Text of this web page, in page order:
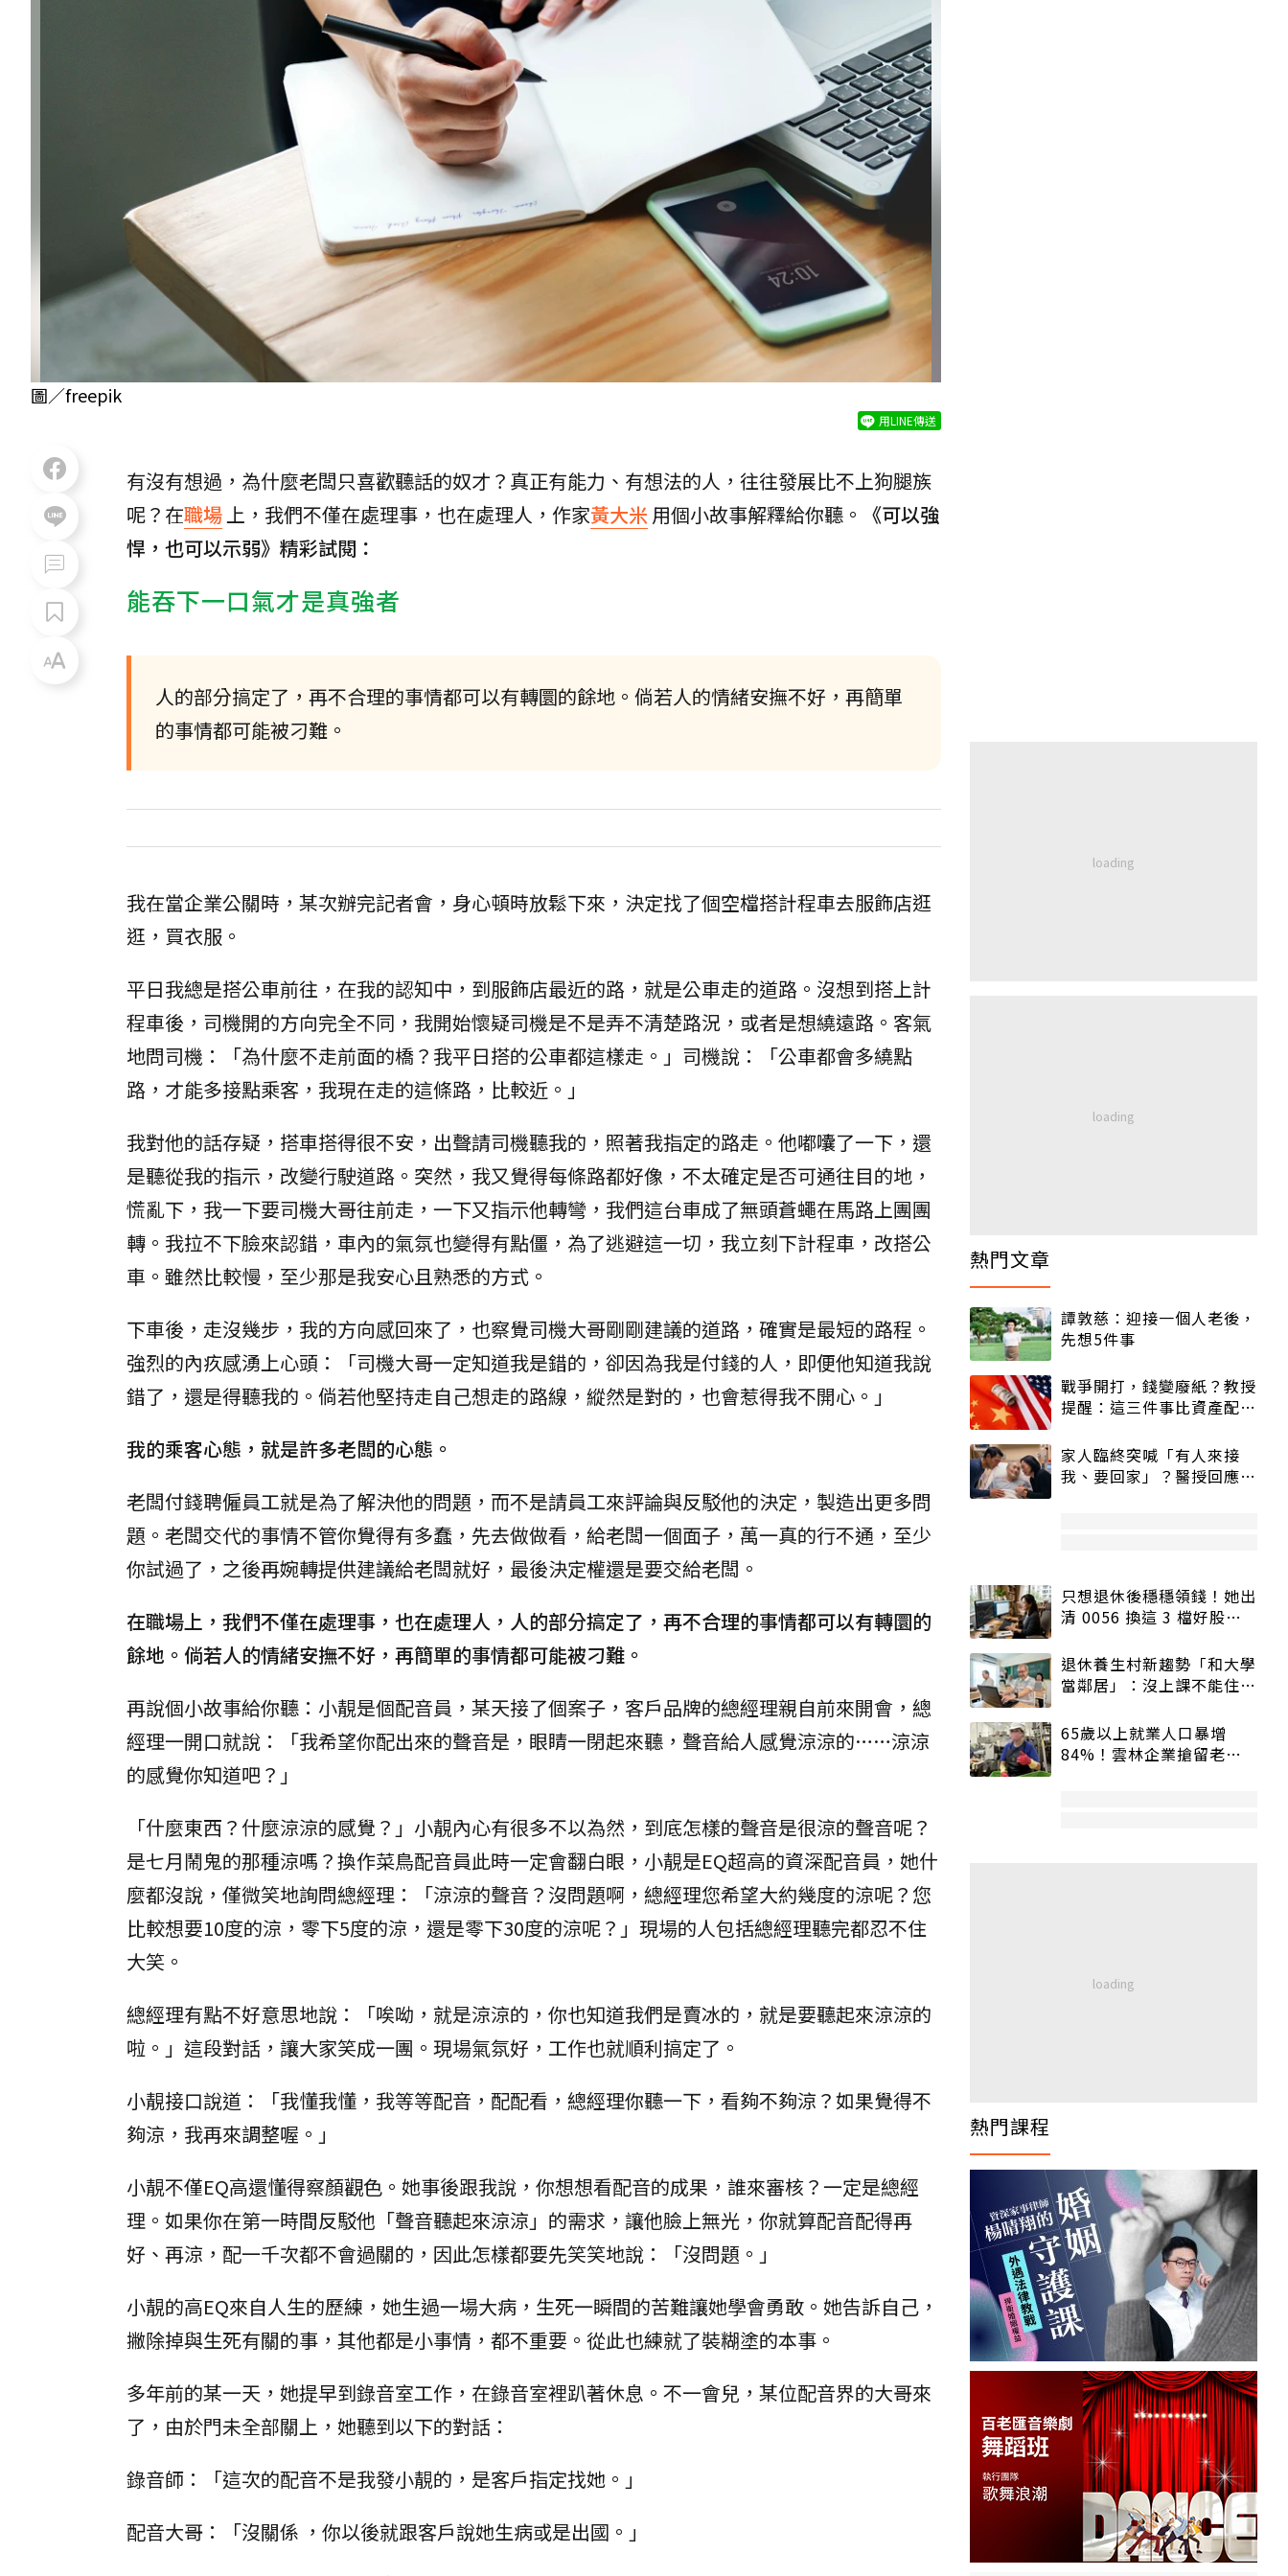
圖／freepik
用LINE傳送
有沒有想過，為什麼老闆只喜歡聽話的奴才？真正有能力、有想法的人，往往發展比不上狗腿族
呢？在職場上，我們不僅在處理事，也在處理人，作家黃大米 用個小故事解釋給你聽。 《可以強
悍，也可以示弱》精彩試閱：
能吞下一口氣才是真強者
人的部分搞定了，再不合理的事情都可以有轉圜的餘地。倘若人的情緒安撫不好，再簡單
的事情都可能被刁難。
我在當企業公關時，某次辦完記者會，身心頓時放鬆下來，決定找了個空檔搭計程車去服飾店逛
逛，買衣服。
平日我總是搭公車前往，在我的認知中，到服飾店最近的路，就是公車走的道路。沒想到搭上計
程車後，司機開的方向完全不同，我開始懷疑司機是不是弄不清楚路況，或者是想繞遠路。客氣
地問司機：「為什麼不走前面的橋？我平日搭的公車都這樣走。」司機說：「公車都會多繞點
路，才能多接點乘客，我現在走的這條路，比較近。」
我對他的話存疑，搭車搭得很不安，出聲請司機聽我的，照著我指定的路走。他嘟囔了一下，還
是聽從我的指示，改變行駛道路。突然，我又覺得每條路都好像，不太確定是否可通往目的地，
慌亂下，我一下要司機大哥往前走，一下又指示他轉彎，我們這台車成了無頭蒼蠅在馬路上團團
轉。我拉不下臉來認錯，車內的氣氛也變得有點僵，為了逃避這一切，我立刻下計程車，改搭公
車。雖然比較慢，至少那是我安心且熟悉的方式。
下車後，走沒幾步，我的方向感回來了，也察覺司機大哥剛剛建議的道路，確實是最短的路程。
強烈的內疚感湧上心頭：「司機大哥一定知道我是錯的，卻因為我是付錢的人，即便他知道我說
錯了，還是得聽我的。倘若他堅持走自己想走的路線，縱然是對的，也會惹得我不開心。」
我的乘客心態，就是許多老闆的心態。
老闆付錢聘僱員工就是為了解決他的問題，而不是請員工來評論與反駁他的決定，製造出更多問
題。老闆交代的事情不管你覺得有多蠢，先去做做看，給老闆一個面子，萬一真的行不通，至少
你試過了，之後再婉轉提供建議給老闆就好，最後決定權還是要交給老闆。
在職場上，我們不僅在處理事，也在處理人，人的部分搞定了，再不合理的事情都可以有轉圜的
餘地。倘若人的情緒安撫不好，再簡單的事情都可能被刁難。
再說個小故事給你聽：小靚是個配音員，某天接了個案子，客戶品牌的總經理親自前來開會，總
經理一開口就說：「我希望你配出來的聲音是，眼睛一閉起來聽，聲音給人感覺涼涼的……涼涼
的感覺你知道吧？」
「什麼東西？什麼涼涼的感覺？」小靚內心有很多不以為然，到底怎樣的聲音是很涼的聲音呢？
是七月鬧鬼的那種涼嗎？換作菜鳥配音員此時一定會翻白眼，小靚是EQ超高的資深配音員，她什
麼都沒說，僅微笑地詢問總經理：「涼涼的聲音？沒問題啊，總經理您希望大約幾度的涼呢？您
比較想要10度的涼，零下5度的涼，還是零下30度的涼呢？」現場的人包括總經理聽完都忍不住
大笑。
總經理有點不好意思地說：「唉呦，就是涼涼的，你也知道我們是賣冰的，就是要聽起來涼涼的
啦。」這段對話，讓大家笑成一團。現場氣氛好，工作也就順利搞定了。
小靚接口說道：「我懂我懂，我等等配音，配配看，總經理你聽一下，看夠不夠涼？如果覺得不
夠涼，我再來調整喔。」
小靚不僅EQ高還懂得察顏觀色。她事後跟我說，你想想看配音的成果，誰來審核？一定是總經
理。如果你在第一時間反駁他「聲音聽起來涼涼」的需求，讓他臉上無光，你就算配音配得再
好、再涼，配一千次都不會過關的，因此怎樣都要先笑笑地說：「沒問題。」
小靚的高EQ來自人生的歷練，她生過一場大病，生死一瞬間的苦難讓她學會勇敢。她告訴自己，
撇除掉與生死有關的事，其他都是小事情，都不重要。從此也練就了裝糊塗的本事。
多年前的某一天，她提早到錄音室工作，在錄音室裡趴著休息。不一會兒，某位配音界的大哥來
了，由於門未全部關上，她聽到以下的對話：
錄音師：「這次的配音不是我發小靚的，是客戶指定找她。」
配音大哥：「沒關係 ，你以後就跟客戶說她生病或是出國。」
熱門文章
譚敦慈：迎接一個人老後，
先想5件事
戰爭開打，錢變廢紙？教授
提醒：這三件事比資產配置
家人臨終突喊「有人來接
我、要回家」？醫授回應方
只想退休後穩穩領錢！她出
清 0056 換這 3 檔好股：
退休養生村新趨勢「和大學
當鄰居」：沒上課不能住、
65歲以上就業人口暴增
84%！雲林企業搶留老員
熱門課程